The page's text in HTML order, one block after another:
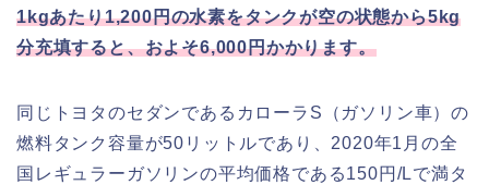
1kgあたり1,200円の水素をタンクが空の状態から5kg
分充填すると、およそ6,000円かかります。
同じトヨタのセダンであるカローラS（ガソリン車）の
燃料タンク容量が50リットルであり、2020年1月の全
国レギュラーガソリンの平均価格である150円/Lで満タ